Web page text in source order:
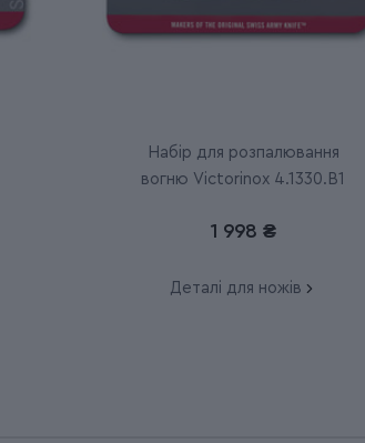
Набір для розпалювання
вогню Victorinox 4.1330.B1
1 998 ₴
Деталі для ножів